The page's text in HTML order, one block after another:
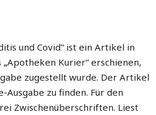
und Covid” ist ein Artikel in
Kurier“ erschienen,
zugestellt wurde. Der Artikel
Ausgabe zu finden. Für den
Zwischenüberschriften. Liest